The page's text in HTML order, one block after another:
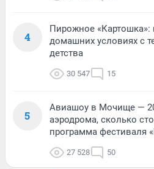
4
Пирожное «Картошка»:
домашних условиях с
детства
30 547 15
5
Авиашоу в Мочище —
аэродрома, сколько
программа фестиваля
27 528 50